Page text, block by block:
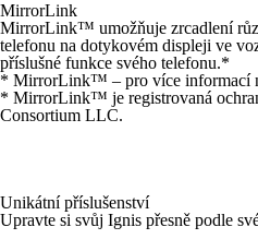
MirrorLink
MirrorLink™ umožňuje zrcadlení
telefonu na dotykovém displeji ve
příslušné funkce svého telefonu.*
* MirrorLink™ – pro více informací
* MirrorLink™ je registrovaná
Consortium LLC.
Unikátní příslušenství
Upravte si svůj Ignis přesně podle